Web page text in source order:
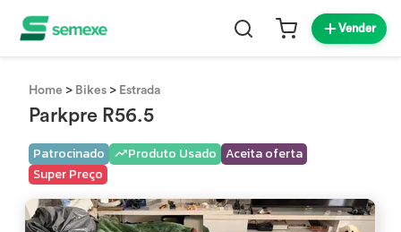
Vender
Home > Bikes > Estrada
Parkpre R56.5
Patrocinado Produto Usado Aceita oferta
Super Preço